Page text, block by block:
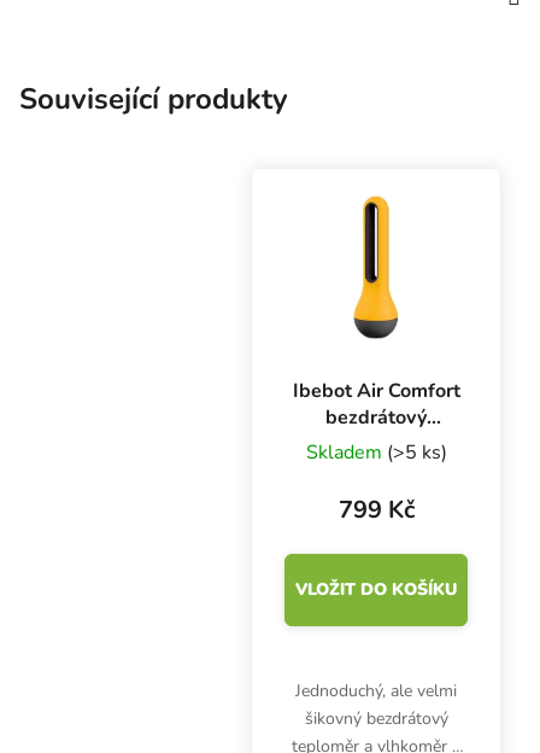
Související produkty
Ibebot Air Comfort
bezdrátový
teploměr a
vlhkoměr
Skladem (>5 ks)
799 Kč
VLOŽIT DO KOŠÍKU
Jednoduchý, ale velmi
šikovný bezdrátový
teploměr a vlhkoměr v